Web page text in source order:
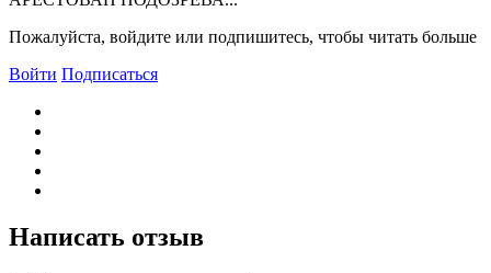
Пожалуйста, войдите или подпишитесь, чтобы читать больше
Войти Подписаться
Написать отзыв